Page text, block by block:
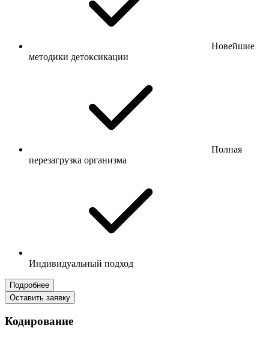
Новейшие
методики детоксикации
Полная
перезагрузка организма
Индивидуальный подход
Подробнее
Оставить заявку
Кодирование